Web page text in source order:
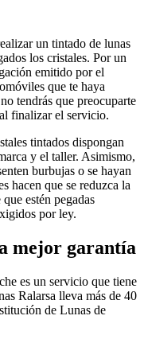
un tintado de lunas
los cristales. Por un
emitido por el
que te haya
tendrás que preocuparte
finalizar el servicio.
tintados dispongan
y el taller. Asimismo,
burbujas o se hayan
hacen que se reduzca la
estén pegadas
por ley.
mejor garantía
es un servicio que tiene
Ralarsa lleva más de 40
de Lunas de